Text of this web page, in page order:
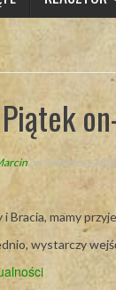
on 9 kwietnia 2020
Bracia, mamy
wystarczy